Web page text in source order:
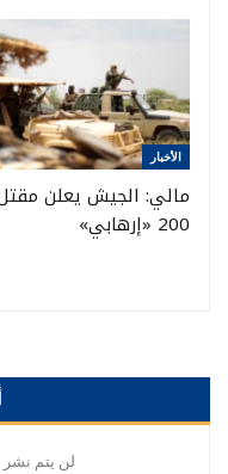
الأخبار
مالي: الجيش يعلن
200 «إرهابي»
لن يتم نشر